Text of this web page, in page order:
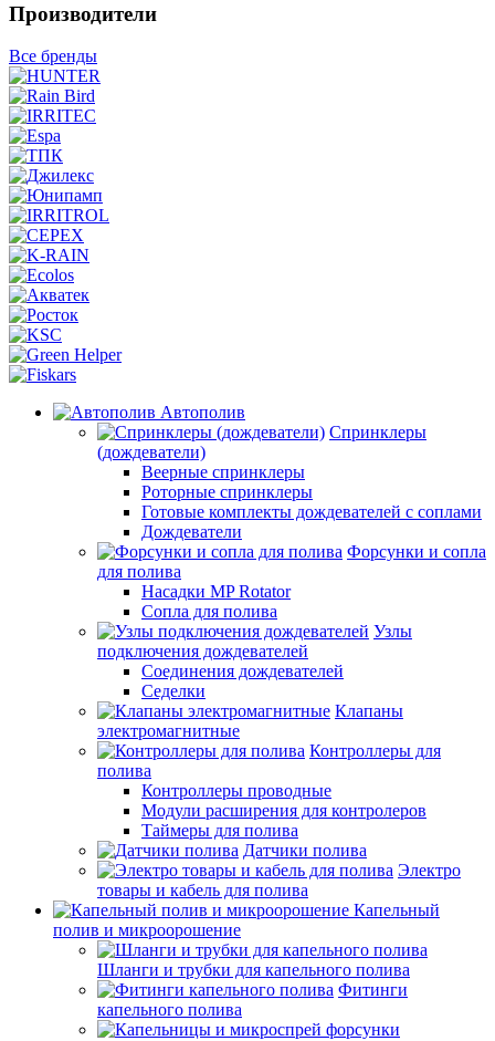
Производители
Все бренды
Автополив
Спринклеры
(дождеватели)
Веерные спринклеры
Роторные спринклеры
Готовые комплекты дождевателей с соплами
Дождеватели
Форсунки и сопла
для полива
Насадки MP Rotator
Сопла для полива
Узлы
подключения дождевателей
Соединения дождевателей
Седелки
Клапаны
электромагнитные
Контроллеры для
полива
Контроллеры проводные
Модули расширения для контролеров
Таймеры для полива
Датчики полива
Электро
товары и кабель для полива
Капельный
полив и микроорошение
Шланги и трубки для капельного полива
Фитинги
капельного полива